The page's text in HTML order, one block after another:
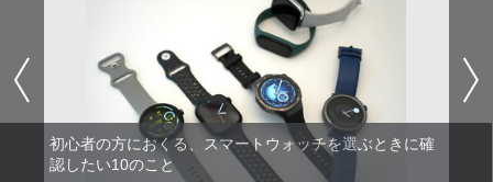
初心者の方におくる、スマートウォッチを選ぶときに確
認したい10のこと